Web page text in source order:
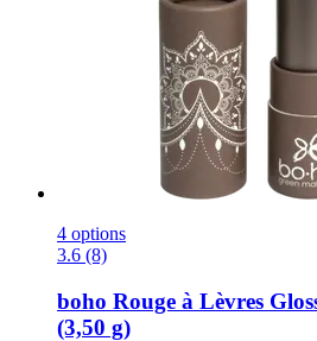
4 options
3.6 (8)
boho Rouge à Lèvres
(3,50 g)